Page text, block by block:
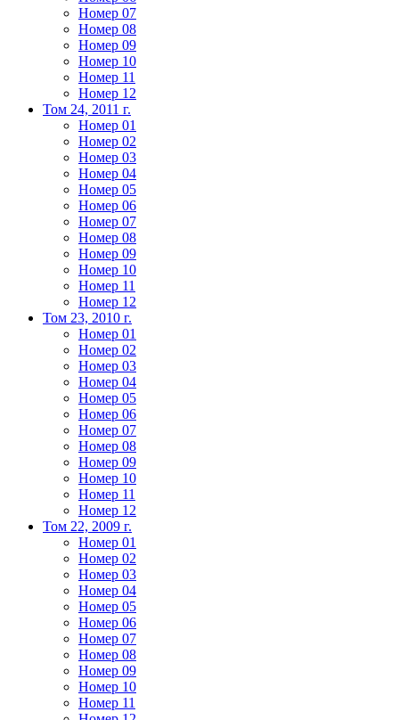
Номер 07
Номер 08
Номер 09
Номер 10
Номер 11
Номер 12
Том 24, 2011 г.
Номер 01
Номер 02
Номер 03
Номер 04
Номер 05
Номер 06
Номер 07
Номер 08
Номер 09
Номер 10
Номер 11
Номер 12
Том 23, 2010 г.
Номер 01
Номер 02
Номер 03
Номер 04
Номер 05
Номер 06
Номер 07
Номер 08
Номер 09
Номер 10
Номер 11
Номер 12
Том 22, 2009 г.
Номер 01
Номер 02
Номер 03
Номер 04
Номер 05
Номер 06
Номер 07
Номер 08
Номер 09
Номер 10
Номер 11